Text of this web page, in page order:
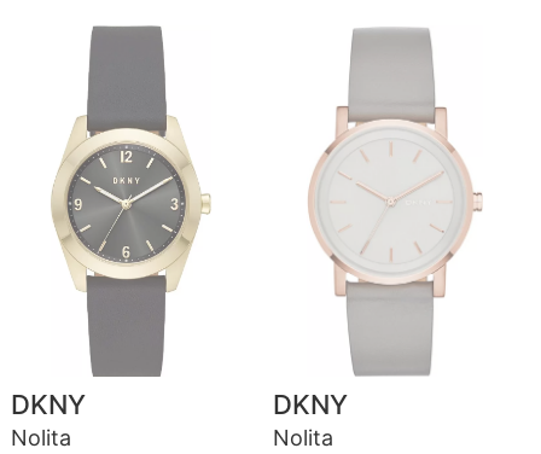
DKNY
Nolita
DKNY
Nolita